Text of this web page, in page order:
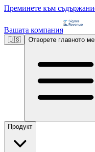
Преминете към
Вашата компания
🇺🇸 Отворете главното
Продукт